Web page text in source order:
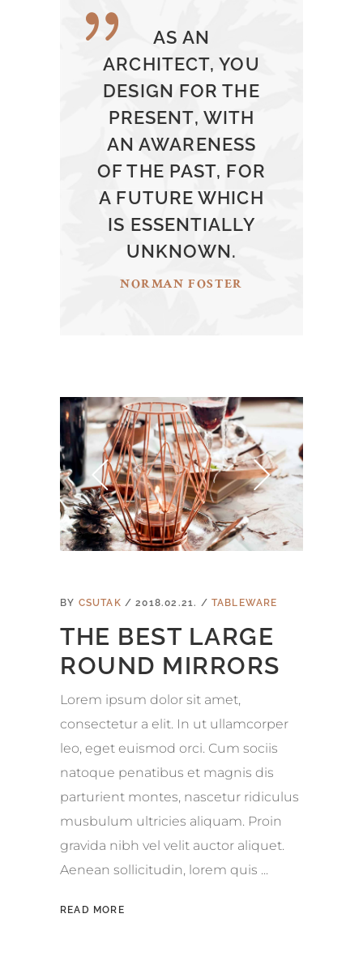
AS AN
ARCHITECT, YOU
DESIGN FOR THE
PRESENT, WITH
AN AWARENESS
OF THE PAST, FOR
A FUTURE WHICH
IS ESSENTIALLY
UNKNOWN.
NORMAN FOSTER
BY CSUTAK 2018.02.21. TABLEWARE
THE BEST LARGE
ROUND MIRRORS
Lorem ipsum dolor sit amet,
consectetur a elit. In ut ullamcorper
leo, eget euismod orci. Cum sociis
natoque penatibus et magnis dis
parturient montes, nascetur ridiculus
musbulum ultricies aliquam. Proin
gravida nibh vel velit auctor aliquet.
Aenean sollicitudin, lorem quis
READ MORE